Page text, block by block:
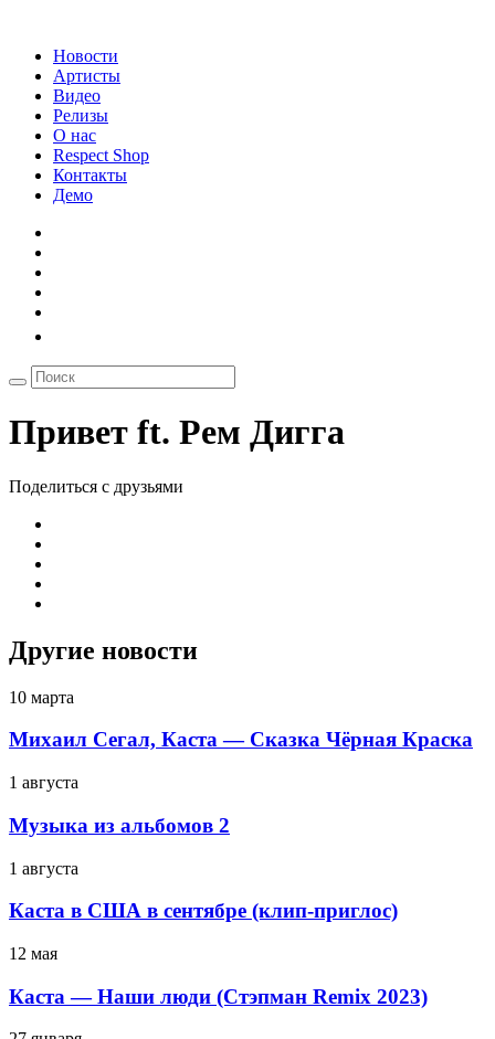
Новости
Артисты
Видео
Релизы
О нас
Respect Shop
Контакты
Демо
Привет ft. Рем Дигга
Поделиться с друзьями
Другие новости
10 марта
Михаил Сегал, Каста — Сказка Чёрная Краска
1 августа
Музыка из альбомов 2
1 августа
Каста в США в сентябре (клип-приглос)
12 мая
Каста — Наши люди (Стэпман Remix 2023)